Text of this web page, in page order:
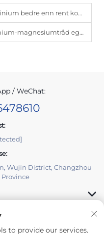
enn rent kobber i kabler?
egnet for fleksibilitet?
/ WeChat:
Wujin District, Changzhou
to provide our services.